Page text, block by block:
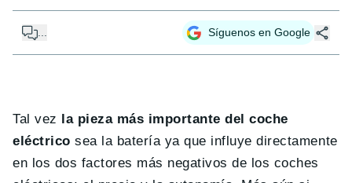
... Síguenos en Google
Tal vez
la pieza más importante del coche
eléctrico sea la batería ya que influye directamente
en los dos factores más negativos de los coches